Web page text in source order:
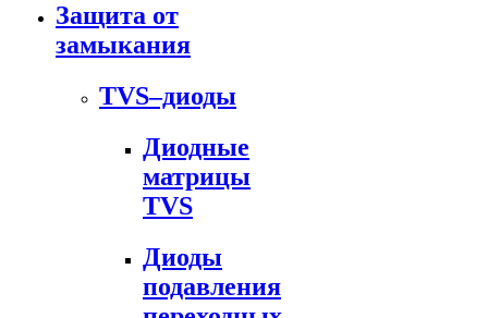
Защита от
замыкания
TVS–диоды
Диодные
матрицы
TVS
Диоды
подавления